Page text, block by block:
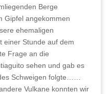
Berge
Gipfel angekommen
ehemaligen
einer Stunde auf dem
Frage an die
sehen und gab es
Schweigen folgte……
Vulkane konnten wir